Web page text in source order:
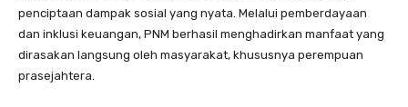
penciptaan dampak sosial yang nyata. Melalui pemberdayaan
dan inklusi keuangan, PNM berhasil menghadirkan manfaat yang
dirasakan langsung oleh masyarakat, khususnya perempuan
prasejahtera.